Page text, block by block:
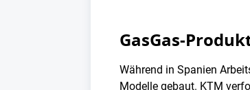
GasGas-
Während in Spanien
Modelle gebaut. KTM